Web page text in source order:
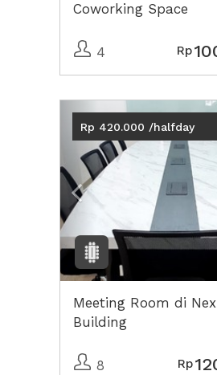
Coworking Space
4 Rp
Previous
Rp 420.000 /halfday
Meeting Room di
Building
8 Rp